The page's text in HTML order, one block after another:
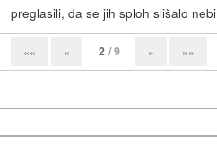
preglasili, da se jih sploh slišalo nebi
«« « 2 / 9 » »»